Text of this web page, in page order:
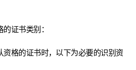
证书类别：
资格的证书时，以下为必要的识别资